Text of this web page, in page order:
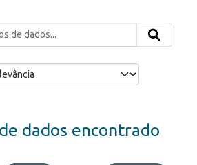
dados encontrado